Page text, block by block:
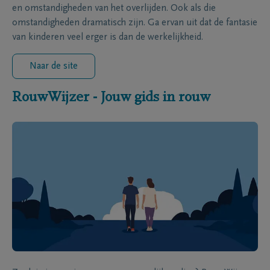
en omstandigheden van het overlijden. Ook als die
omstandigheden dramatisch zijn. Ga ervan uit dat de fantasie
van kinderen veel erger is dan de werkelijkheid.
Naar de site
RouwWijzer - Jouw gids in rouw